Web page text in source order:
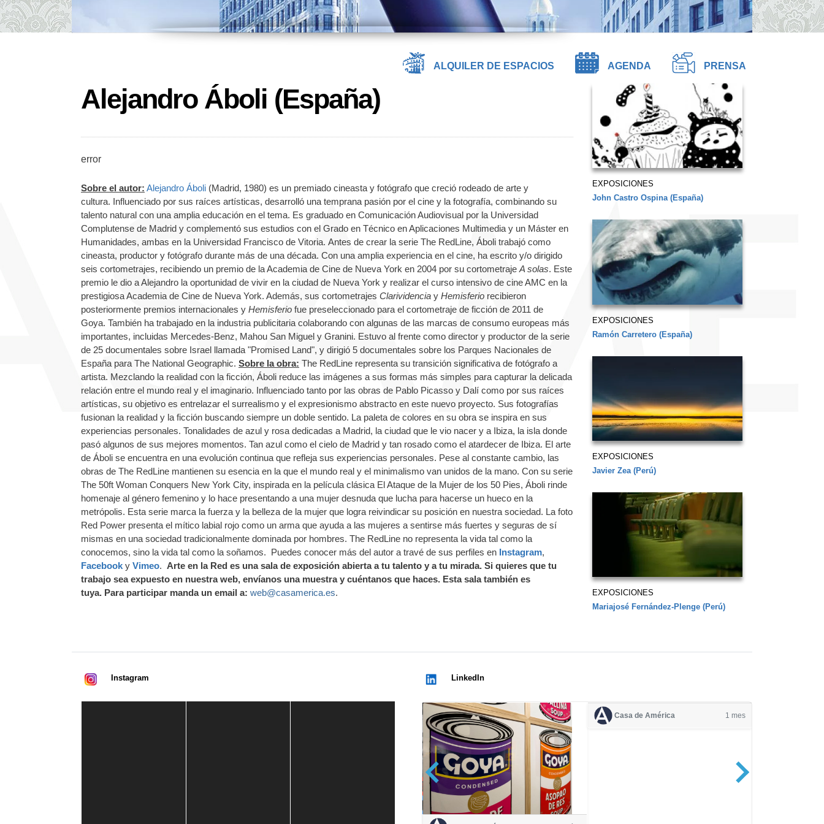
ALQUILER DE ESPACIOS AGENDA PRENSA
Alejandro Áboli (España)
error
Sobre el autor: Alejandro Áboli (Madrid, 1980) es un premiado cineasta y fotógrafo que creció rodeado de arte y
cultura. Influenciado por sus raíces artísticas, desarrolló una temprana pasión por el cine y la fotografía, combinando su
talento natural con una amplia educación en el tema. Es graduado en Comunicación Audiovisual por la Universidad
Complutense de Madrid y complementó sus estudios con el Grado en Técnico en Aplicaciones Multimedia y un Máster en
Humanidades, ambas en la Universidad Francisco de Vitoria. Antes de crear la serie The RedLine, Áboli trabajó como
cineasta, productor y fotógrafo durante más de una década. Con una amplia experiencia en el cine, ha escrito y/o dirigido
seis cortometrajes, recibiendo un premio de la Academia de Cine de Nueva York en 2004 por su cortometraje A solas. Este
premio le dio a Alejandro la oportunidad de vivir en la ciudad de Nueva York y realizar el curso intensivo de cine AMC en la
prestigiosa Academia de Cine de Nueva York. Además, sus cortometrajes Clarividencia y Hemisferio recibieron
posteriormente premios internacionales y Hemisferio fue preseleccionado para el cortometraje de ficción de 2011 de
Goya. También ha trabajado en la industria publicitaria colaborando con algunas de las marcas de consumo europeas más
importantes, incluidas Mercedes-Benz, Mahou San Miguel y Granini. Estuvo al frente como director y productor de la serie
de 25 documentales sobre Israel llamada "Promised Land", y dirigió 5 documentales sobre los Parques Nacionales de
España para The National Geographic. Sobre la obra: The RedLine representa su transición significativa de fotógrafo a
artista. Mezclando la realidad con la ficción, Áboli reduce las imágenes a sus formas más simples para capturar la delicada
relación entre el mundo real y el imaginario. Influenciado tanto por las obras de Pablo Picasso y Dalí como por sus raíces
artísticas, su objetivo es entrelazar el surrealismo y el expresionismo abstracto en este nuevo proyecto. Sus fotografías
fusionan la realidad y la ficción buscando siempre un doble sentido. La paleta de colores en su obra se inspira en sus
experiencias personales. Tonalidades de azul y rosa dedicadas a Madrid, la ciudad que le vio nacer y a Ibiza, la isla donde
pasó algunos de sus mejores momentos. Tan azul como el cielo de Madrid y tan rosado como el atardecer de Ibiza. El arte
de Áboli se encuentra en una evolución continua que refleja sus experiencias personales. Pese al constante cambio, las
obras de The RedLine mantienen su esencia en la que el mundo real y el minimalismo van unidos de la mano. Con su serie
The 50ft Woman Conquers New York City, inspirada en la película clásica El Ataque de la Mujer de los 50 Pies, Áboli rinde
homenaje al género femenino y lo hace presentando a una mujer desnuda que lucha para hacerse un hueco en la
metrópolis. Esta serie marca la fuerza y la belleza de la mujer que logra reivindicar su posición en nuestra sociedad. La foto
Red Power presenta el mítico labial rojo como un arma que ayuda a las mujeres a sentirse más fuertes y seguras de sí
mismas en una sociedad tradicionalmente dominada por hombres. The RedLine no representa la vida tal como la
conocemos, sino la vida tal como la soñamos. Puedes conocer más del autor a travé de sus perfiles en Instagram,
Facebook y Vimeo. Arte en la Red es una sala de exposición abierta a tu talento y a tu mirada. Si quieres que tu
trabajo sea expuesto en nuestra web, envíanos una muestra y cuéntanos que haces. Esta sala también es
tuya. Para participar manda un email a: web@casamerica.es.
EXPOSICIONES
John Castro Ospina (España)
EXPOSICIONES
Ramón Carretero (España)
EXPOSICIONES
Javier Zea (Perú)
EXPOSICIONES
Mariajosé Fernández-Plenge (Perú)
Instagram LinkedIn
Casa de América 1 mes